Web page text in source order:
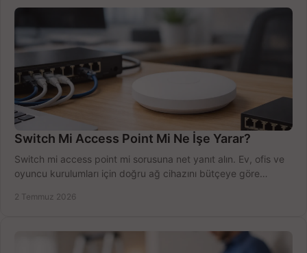
Switch Mi Access Point Mi Ne İşe Yarar?
Switch mi access point mi sorusuna net yanıt alın. Ev, ofis ve
oyuncu kurulumları için doğru ağ cihazını bütçeye göre
2 Temmuz 2026